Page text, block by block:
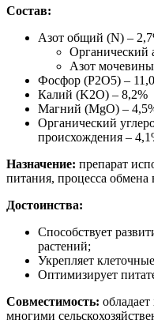
Состав:
Азот общий (N) –
Органический
Азот
Фосфор (P2O5) –
Калий (K2O) – 8,2%
Магний (MgO) –
Органический
происхождения –
Назначение: препарат
питания, процесса обмена
Достоинства:
Способствует
растений;
Укрепляет
Оптимизирует
Совместимость:
многими